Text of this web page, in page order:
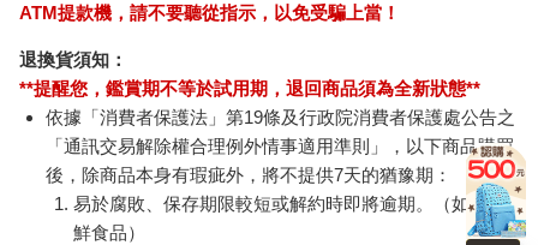
ATM提款機，請不要聽從指示，以免受騙上當！
退換貨須知：
**提醒您，鑑賞期不等於試用期，退回商品須為全新狀態**
依據「消費者保護法」第19條及行政院消費者保護處公告之
「通訊交易解除權合理例外情事適用準則」，以下商品購買
後，除商品本身有瑕疵外，將不提供7天的猶豫期：
易於腐敗、保存期限較短或解約時即將逾期。（如：生
鮮食品）